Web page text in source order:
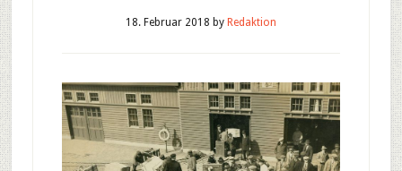
18. Februar 2018 by Redaktion